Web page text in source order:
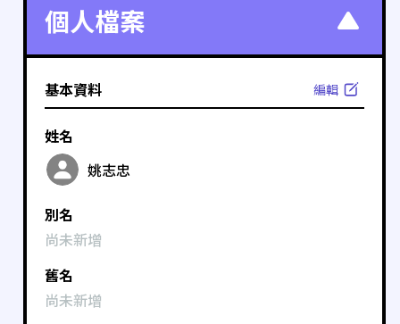
個人檔案
基本資料 編輯
姓名
姚志忠
別名
尚未新增
舊名
尚未新增